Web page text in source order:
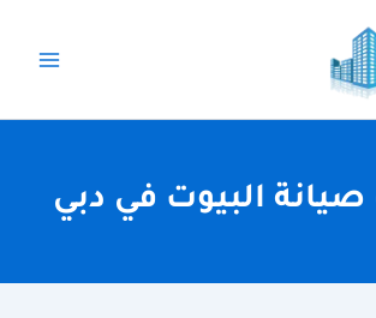
البيوت في دبي